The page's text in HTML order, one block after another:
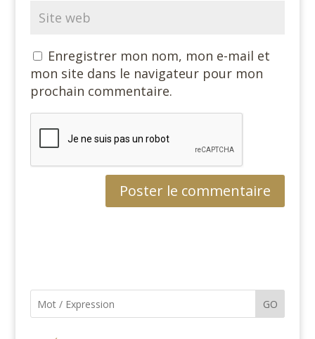
Enregistrer mon nom, mon e-mail et
mon site dans le navigateur pour mon
prochain commentaire.
GO